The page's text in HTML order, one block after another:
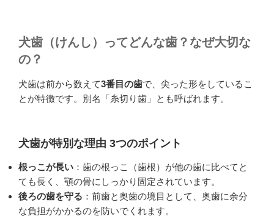
犬歯（けんし）ってどんな歯？なぜ大切な
の？
犬歯は前から数えて3番目の歯で、尖った形をしているこ
とが特徴です。別名「糸切り歯」とも呼ばれます。
犬歯が特別な理由 3つのポイント
根っこが長い ：歯の根っこ（歯根）が他の歯に比べてと
ても長く、顎の骨にしっかり固定されています。
後ろの歯を守る ：前歯と奥歯の境目として、奥歯に余分
な負担がかかるのを防いでくれます。